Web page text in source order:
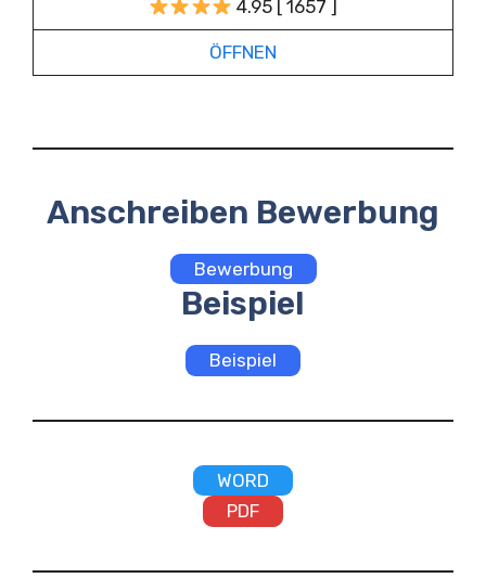
4.95 [ 1657 ]
ÖFFNEN
Anschreiben Bewerbung
Bewerbung
Beispiel
Beispiel
WORD
PDF